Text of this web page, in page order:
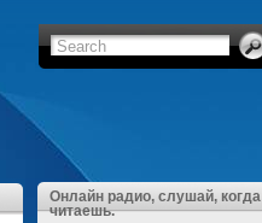
Онлайн радио, слушай, когда
читаешь.